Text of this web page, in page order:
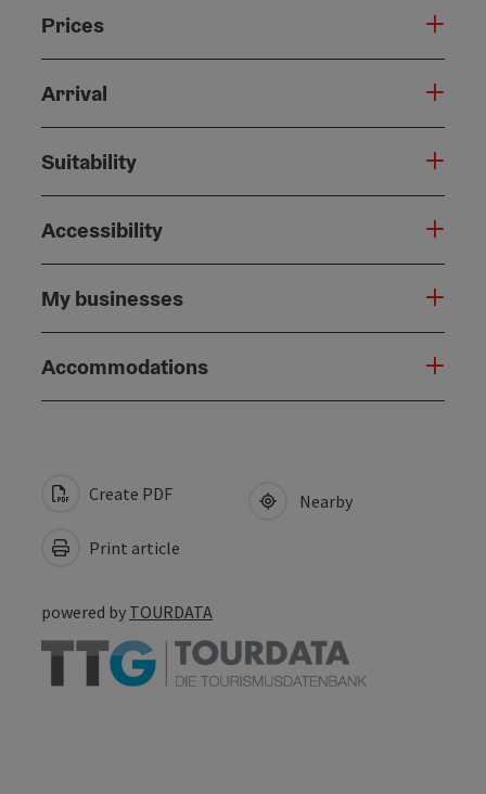
Prices
Arrival
Suitability
Accessibility
My businesses
Accommodations
Create PDF
Print article
Nearby
powered by TOURDATA